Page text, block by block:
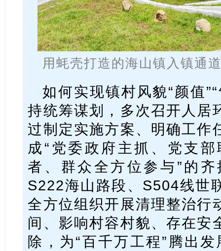
用蚝壳打造的海山镇入镇通
如何实现镇村风貌“颜值
持统筹谋划，多次召开人居
过制定实施方案、明确工作
成“党委政府主抓、党支
者、群众全方位参与”的
S222海山路段、S504线世
全方位组织开展清理整治行
间、影响村容村貌、存在安
除，为“百千万工程”腾出